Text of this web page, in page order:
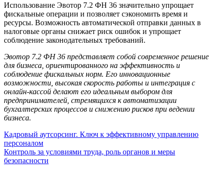
Использование Эвотор 7.2 ФН 36 значительно упрощает
фискальные операции и позволяет сэкономить время и
ресурсы. Возможность автоматической отправки данных в
налоговые органы снижает риск ошибок и упрощает
соблюдение законодательных требований.
Эвотор 7.2 ФН 36 представляет собой современное решение
для бизнеса, ориентированного на эффективность и
соблюдение фискальных норм. Его инновационные
возможности, высокая скорость работы и интеграция с
онлайн-кассой делают его идеальным выбором для
предпринимателей, стремящихся к автоматизации
бухгалтерских процессов и снижению рисков при ведении
бизнеса.
Навигация
по
записям
Кадровый аутсорсинг. Ключ к эффективному управлению
персоналом
Контроль за условиями труда, роль органов и меры
безопасности